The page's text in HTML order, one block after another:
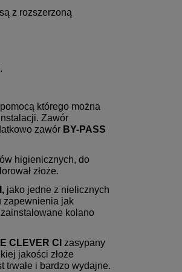
- 5 - stopniowy
Osmozy.
METODA
MIK. USUWA
AZOTYNY
WIRUSY.
z rozszerzoną
którego można
Zawór
zawór BY-PASS
higienicznych, do
złoże.
jako jedne z nielicznych
zapewnienia jak
kolano
CLEVER CI zasypany
jakości złoże
i bardzo wydajne.